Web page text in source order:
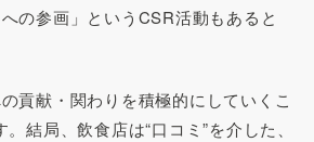
の参画」というCSR活動もあると
貢献・関わりを積極的にしていくこ
結局、飲食店は“口コミ”を介した、